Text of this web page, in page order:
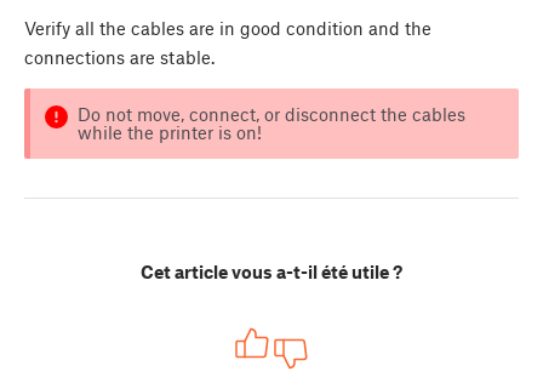
Verify all the cables are in good condition and the
connections are stable.
Do not move, connect, or disconnect the cables
while the printer is on!
Cet article vous a-t-il été utile ?